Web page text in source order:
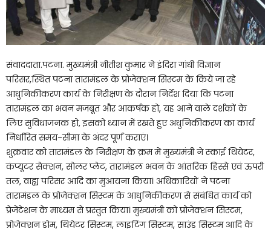
संवाददाता.पटना. मुख्यमंत्री नीतीश कुमार ने इंदिरा गांधी विज्ञान
परिसर,स्थित पटना तारामंडल के प्रोजेक्शन सिस्टम के किये जा रहे
आधुनिकीकरण कार्य के निरीक्षण के दौरान निर्देश दिया कि पटना
तारामंडल का भवन मजबूत और आकर्षक हो, यह आने वाले दर्शकों के
लिए सुविधाजनक हो, इसको ध्यान में रखते हुए अधुनिकीकरण का कार्य
निर्धारित समय-सीमा के अंदर पूर्ण कराएं।
शुक्रवार को तारामंडल के निरीक्षण के क्रम में मुख्यमंत्री ने स्काई थियेटर,
कंप्यूटर सेक्शन, सोलर प्लेट, तारामंडल भवन के आंतरिक हिस्से एवं ऊपरी
तल, वाह्य परिसर आदि का मुआयना किया। अधिकारियों ने पटना
तारामंडल के प्रोजेक्शन सिस्टम के आधुनिकीकरण से संबंधित कार्य को
प्रेजेंटेशन के माध्यम से प्रस्तुत किया। मुख्यमंत्री को प्रोजेक्शन सिस्टम,
प्रोजेक्शन डोम, थियेटर सिस्टम, लाइटिंग सिस्टम, साउंड सिस्टम आदि के